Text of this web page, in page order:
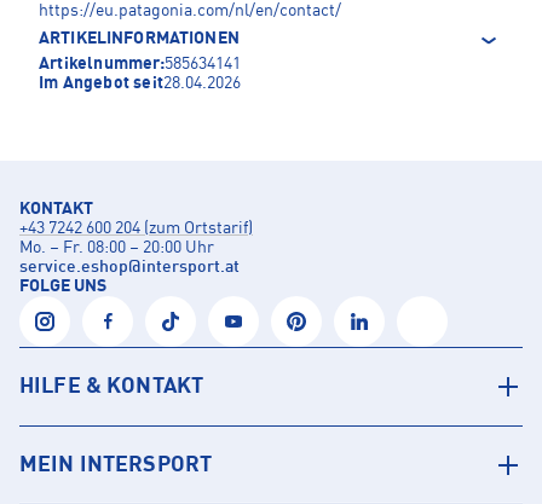
https://eu.patagonia.com/nl/en/contact/
ARTIKELINFORMATIONEN
Artikelnummer:585634141
Im Angebot seit28.04.2026
KONTAKT
+43 7242 600 204 (zum Ortstarif)
Mo. – Fr. 08:00 – 20:00 Uhr
service.eshop@intersport.at
FOLGE UNS
HILFE & KONTAKT
MEIN INTERSPORT